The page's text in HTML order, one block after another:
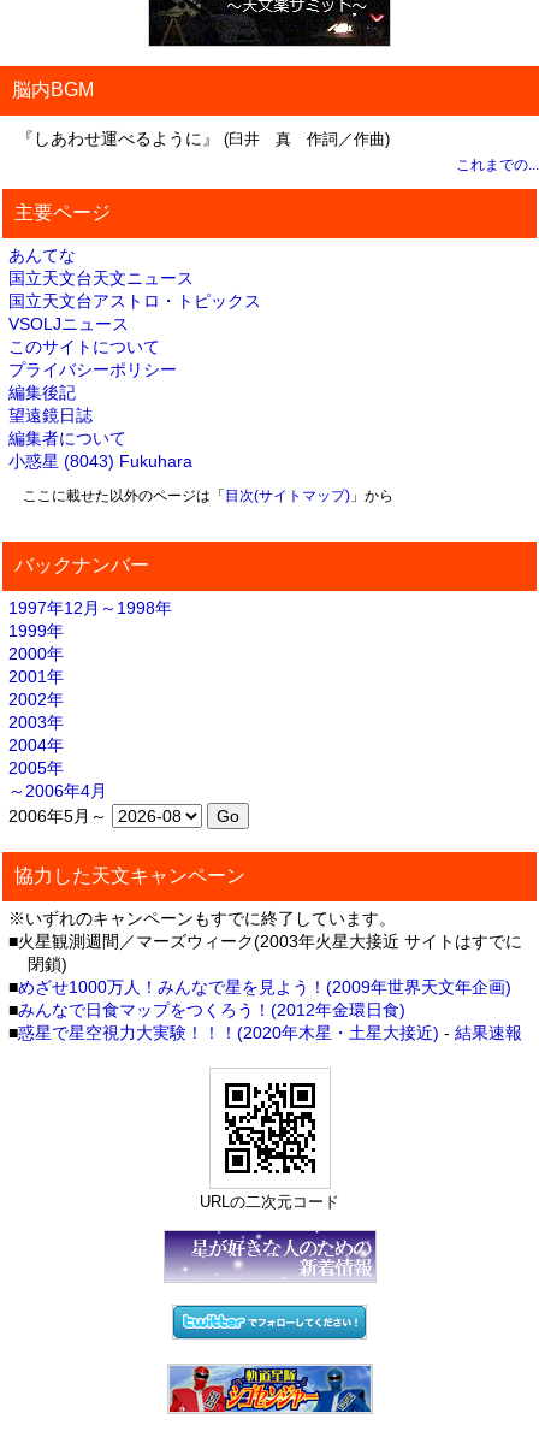
脳内BGM
『しあわせ運べるように』 (臼井 真 作詞／作曲)
これまでの...
主要ページ
あんてな
国立天文台天文ニュース
国立天文台アストロ・トピックス
VSOLJニュース
このサイトについて
プライバシーポリシー
編集後記
望遠鏡日誌
編集者について
小惑星 (8043) Fukuhara
ここに載せた以外のページは「 目次(サイトマップ)」から
バックナンバー
1997年12月～1998年
1999年
2000年
2001年
2002年
2003年
2004年
2005年
～2006年4月
2006年5月～
協力した天文キャンペーン
※いずれのキャンペーンもすでに終了しています。
■火星観測週間／マーズウィーク(2003年火星大接近 サイトはすでに
閉鎖)
■めざせ1000万人！みんなで星を見よう！(2009年世界天文年企画)
■みんなで日食マップをつくろう！(2012年金環日食)
■惑星で星空視力大実験！！！(2020年木星・土星大接近) - 結果速報
URLの二次元コード